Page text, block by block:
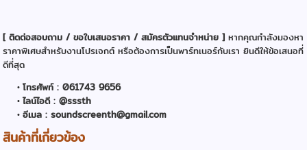
[ ติดต่อสอบถาม / ขอใบเสนอราคา / สมัครตัวแทนจำหน่าย ]หากคุณกำลังมองหา
ราคาพิเศษสำหรับงานโปรเจกต์ หรือต้องการเป็นพาร์ทเนอร์กับเรา ยินดีให้ข้อเสนอที่
ดีที่สุด
โทรศัพท์ : 061743 9656
ไลน์ไอดี : @sssth
อีเมล : soundscreenth@gmail.com
สินค้าที่เกี่ยวข้อง